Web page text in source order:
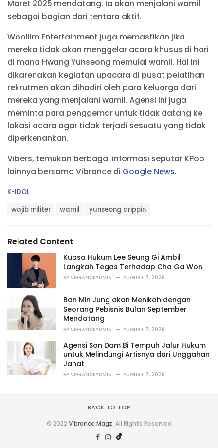
Maret 2025 mendatang. Ia akan menjalani wamil
sebagai bagian dari tentara aktif.
Woollim Entertainment juga memastikan jika
mereka tidak akan menggelar acara khusus di hari
di mana Hwang Yunseong memulai wamil. Hal ini
dikarenakan kegiatan upacara di pusat pelatihan
rekrutmen akan dihadiri oleh para keluarga dari
mereka yang menjalani wamil. Agensi ini juga
meminta para penggemar untuk tidak datang ke
lokasi acara agar tidak terjadi sesuatu yang tidak
diperkenankan.
Vibers, temukan berbagai informasi seputar KPop
lainnya bersama Vibrance di Google News.
C
r
i
K-IDOL
:
wajib militer wamil yunseong drippin
Related Content
Kuasa Hukum Lee Seung Gi Ambil
Langkah Tegas Terhadap Cha Ga Won
BY VIBRANCEADMIN AUGUST 7, 2026
Ban Min Jung akan Menikah dengan
Seorang Pebisnis Bulan September
Mendatang
BY VIBRANCEADMIN AUGUST 7, 2026
Agensi Son Dam Bi Tempuh Jalur Hukum
untuk Melindungi Artisnya dari Unggahan
Jahat
BY VIBRANCEADMIN AUGUST 7, 2026
BACK TO TOP
© 2022 Vibrance Magz. All Rights Reserved